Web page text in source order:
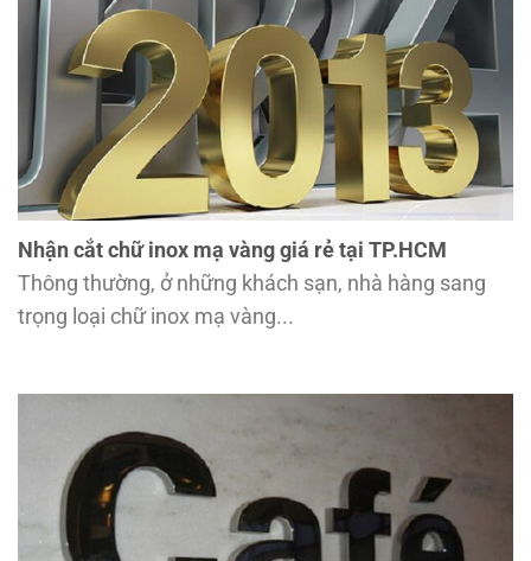
Nhận cắt chữ inox mạ vàng giá rẻ tại TP.HCM
Thông thường, ở những khách sạn, nhà hàng sang
trọng loại chữ inox mạ vàng...